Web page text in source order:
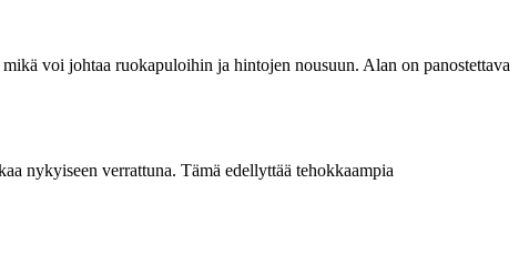
voi johtaa ruokapuloihin ja hintojen nousuun. Alan on panostettava
nykyiseen verrattuna. Tämä edellyttää tehokkaampia